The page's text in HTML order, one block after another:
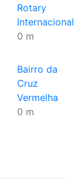
Rotary
Internacional
0 m
Bairro da
Cruz
Vermelha
0 m